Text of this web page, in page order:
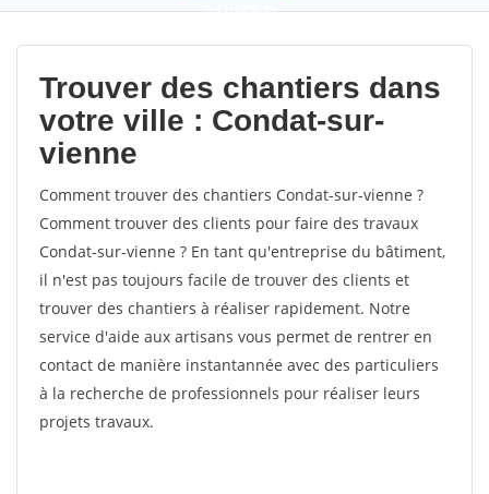
9,5(100%)69
votes
Trouver des chantiers dans
votre ville : Condat-sur-
vienne
Comment trouver des chantiers Condat-sur-vienne ?
Comment trouver des clients pour faire des travaux
Condat-sur-vienne ? En tant qu'entreprise du bâtiment,
il n'est pas toujours facile de trouver des clients et
trouver des chantiers à réaliser rapidement. Notre
service d'aide aux artisans vous permet de rentrer en
contact de manière instantannée avec des particuliers
à la recherche de professionnels pour réaliser leurs
projets travaux.